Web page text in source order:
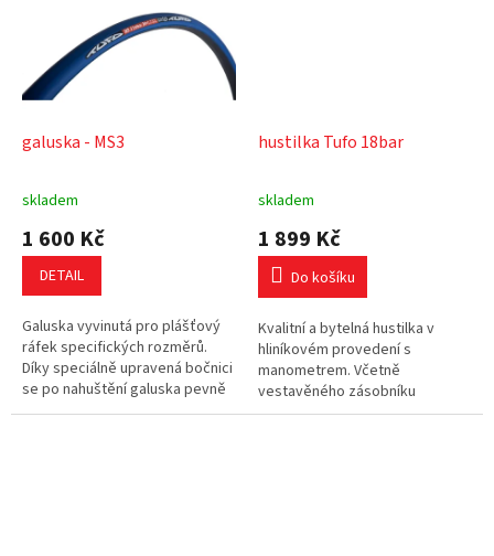
galuska - MS3
skladem
1 600 Kč
DETAIL
Galuska vyvinutá pro plášťový
ráfek specifických rozměrů.
Díky speciálně upravená bočnici
se po nahuštění galuska pevně
zafixuje o ramínka ráfků a tím je
hustilka Tufo 18bar
skladem
1 899 Kč
Do košíku
Kvalitní a bytelná hustilka v
hliníkovém provedení s
manometrem. Včetně
vestavěného zásobníku
stlačeného vzduchu pro snadné